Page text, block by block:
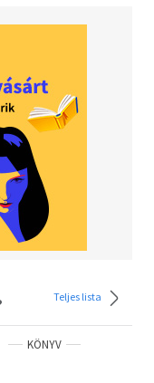
további
Teljes lista
KÖNYV